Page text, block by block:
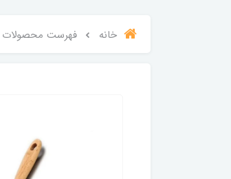
خانه فهرست محصولات